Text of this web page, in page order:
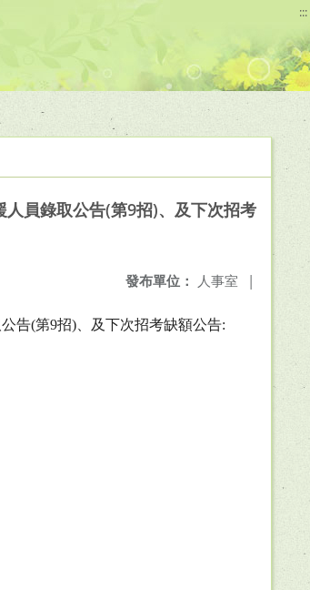
:::
員錄取公告(第9招)、及下次招考
發布單位： 人事室 |
告(第9招) 、及下次招考缺額公告: